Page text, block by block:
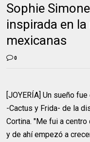
Sophie
inspirada en
mexicanas
0
[JOYERÍA] Un sueño
-Cactus y Frida- de la
Cortina. "Me fui a
y de ahí empezó a